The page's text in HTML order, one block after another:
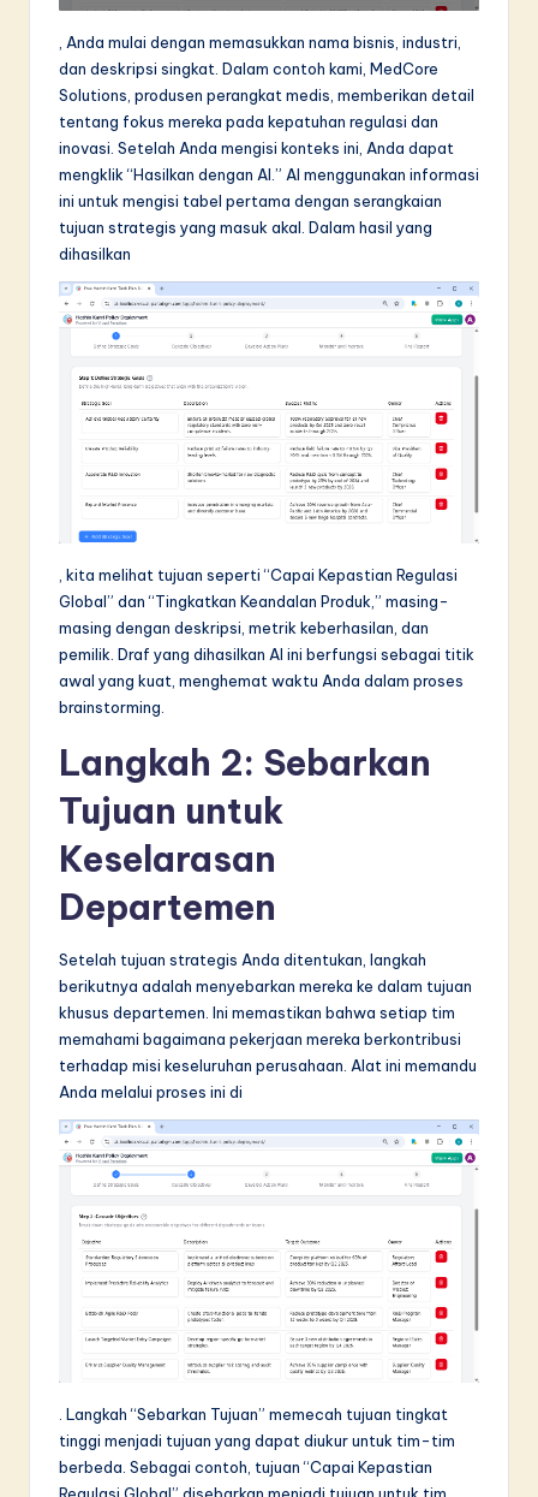
, Anda mulai dengan memasukkan nama bisnis, industri,
dan deskripsi singkat. Dalam contoh kami, MedCore
Solutions, produsen perangkat medis, memberikan detail
tentang fokus mereka pada kepatuhan regulasi dan
inovasi. Setelah Anda mengisi konteks ini, Anda dapat
mengklik “Hasilkan dengan AI.” AI menggunakan informasi
ini untuk mengisi tabel pertama dengan serangkaian
tujuan strategis yang masuk akal. Dalam hasil yang
dihasilkan
, kita melihat tujuan seperti “Capai Kepastian Regulasi
Global” dan “Tingkatkan Keandalan Produk,” masing-
masing dengan deskripsi, metrik keberhasilan, dan
pemilik. Draf yang dihasilkan AI ini berfungsi sebagai titik
awal yang kuat, menghemat waktu Anda dalam proses
brainstorming.
Langkah 2: Sebarkan
Tujuan untuk
Keselarasan
Departemen
Setelah tujuan strategis Anda ditentukan, langkah
berikutnya adalah menyebarkan mereka ke dalam tujuan
khusus departemen. Ini memastikan bahwa setiap tim
memahami bagaimana pekerjaan mereka berkontribusi
terhadap misi keseluruhan perusahaan. Alat ini memandu
Anda melalui proses ini di
. Langkah “Sebarkan Tujuan” memecah tujuan tingkat
tinggi menjadi tujuan yang dapat diukur untuk tim-tim
berbeda. Sebagai contoh, tujuan “Capai Kepastian